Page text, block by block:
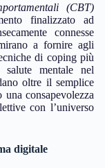
(CBT)
finalizzato ad
connesse
a fornire agli
di coping più
mentale nel
oltre il semplice
consapevolezza
con l’universo
digitale